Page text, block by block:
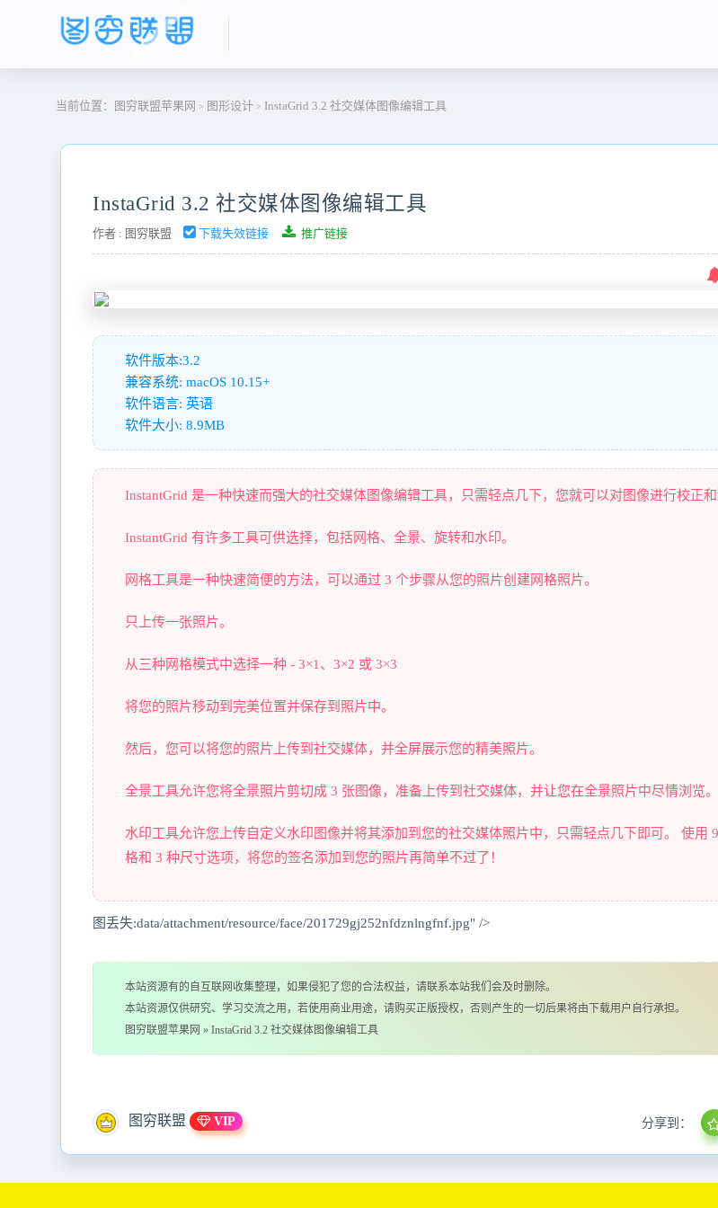
当前位置： 图穷联盟苹果网 > 图形设计 > InstaGrid 3.2 社交媒体图像编辑工具
InstaGrid 3.2 社交媒体图像编辑工具
作者 : 图穷联盟 下载失效链接 推广链接
软件版本:3.2
兼容系统: macOS 10.15+
软件语言: 英语
软件大小: 8.9MB
InstantGrid 是一种快速而强大的社交媒体图像编辑工具，只需轻点几下，您就可以对图像进行校正和
InstantGrid 有许多工具可供选择，包括网格、全景、旋转和水印。
网格工具是一种快速简便的方法，可以通过 3 个步骤从您的照片创建网格照片。
只上传一张照片。
从三种网格模式中选择一种 - 3×1、3×2 或 3×3
将您的照片移动到完美位置并保存到照片中。
然后，您可以将您的照片上传到社交媒体，并全屏展示您的精美照片。
全景工具允许您将全景照片剪切成 3 张图像，准备上传到社交媒体，并让您在全景照片中尽情浏览。
水印工具允许您上传自定义水印图像并将其添加到您的社交媒体照片中，只需轻点几下即可。 使用
格和 3 种尺寸选项，将您的签名添加到您的照片再简单不过了！
图丢失:data/attachment/resource/face/201729gj252nfdznlngfnf.jpg" />
本站资源有的自互联网收集整理，如果侵犯了您的合法权益，请联系本站我们会及时删除。
本站资源仅供研究、学习交流之用，若使用商业用途，请购买正版授权，否则产生的一切后果将由下载用户自行承担。
图穷联盟苹果网 » InstaGrid 3.2 社交媒体图像编辑工具
图穷联盟 VIP 分享到：